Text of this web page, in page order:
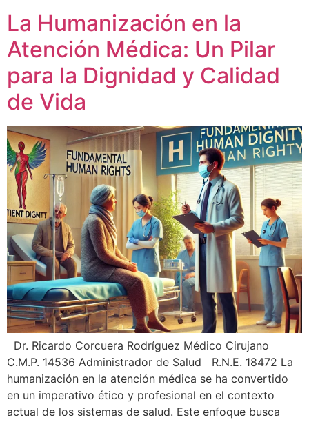
La Humanización en la
Atención Médica: Un Pilar
para la Dignidad y Calidad
de Vida
Dr. Ricardo Corcuera Rodríguez Médico Cirujano
C.M.P. 14536 Administrador de Salud R.N.E. 18472 La
humanización en la atención médica se ha convertido
en un imperativo ético y profesional en el contexto
actual de los sistemas de salud. Este enfoque busca